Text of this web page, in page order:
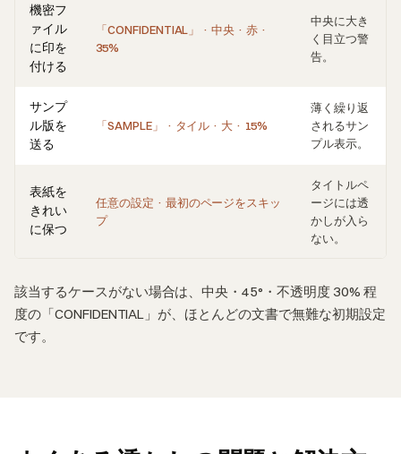
機密フ
ァイル
に印を
付ける
「CONFIDENTIAL」 · 中央 · 赤 ·
35%
中央に大き
く目立つ警
告。
サンプ
ル版を
送る
「SAMPLE」 · タイル · 大 · 15%
薄く繰り返
されるサン
プル表示。
表紙を
きれい
に保つ
任意の設定 · 最初のページをスキッ
プ
タイトルペ
ージには透
かしが入ら
ない。
該当するケースがない場合は、中央・45°・不透明度 30% 程
度の「CONFIDENTIAL」が、ほとんどの文書で無難な初期設定
です。